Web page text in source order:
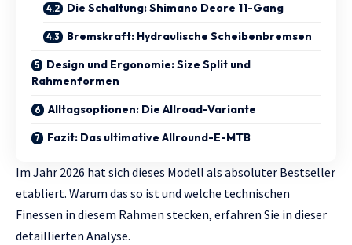
Die Schaltung: Shimano Deore 11-Gang
Bremskraft: Hydraulische Scheibenbremsen
Design und Ergonomie: Size Split und
Rahmenformen
Alltagsoptionen: Die Allroad-Variante
Fazit: Das ultimative Allround-E-MTB
Im Jahr 2026 hat sich dieses Modell als absoluter Bestseller
etabliert. Warum das so ist und welche technischen
Finessen in diesem Rahmen stecken, erfahren Sie in dieser
detaillierten Analyse.